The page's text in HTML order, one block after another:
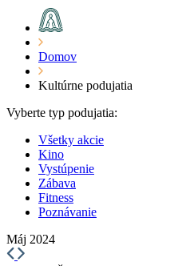
Domov
Kultúrne podujatia
Vyberte typ podujatia:
Všetky akcie
Kino
Vystúpenie
Zábava
Fitness
Poznávanie
Máj 2024